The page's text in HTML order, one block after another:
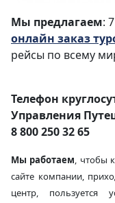
Мы предлагаем:
онлайн заказ
рейсы по всему
Телефон
Управления
8 800 250 32 65
Мы работаем, чтобы
сайте компании,
центр, пользуется